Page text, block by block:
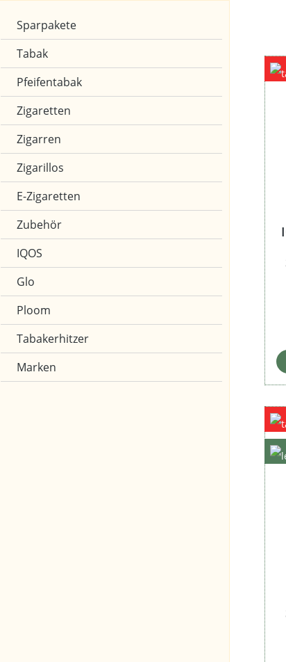
Sparpakete
Tabak
Pfeifentabak
Zigaretten
Zigarren
Zigarillos
E-Zigaretten
Zubehör
IQOS
Glo
Ploom
Tabakerhitzer
Marken